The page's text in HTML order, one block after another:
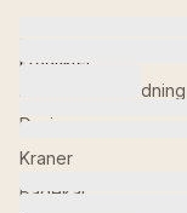
Produkter
Baderomsinnredning
Dusj
Kraner
Badekar